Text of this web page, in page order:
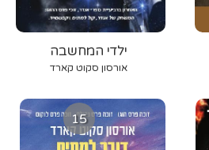
ילדי המחשבה
אורסון סקוט קארד
15